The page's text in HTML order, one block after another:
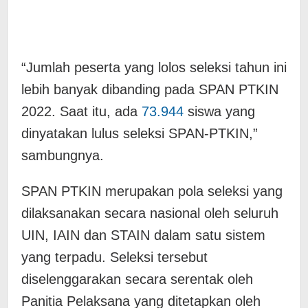
“Jumlah peserta yang lolos seleksi tahun ini
lebih banyak dibanding pada SPAN PTKIN
2022. Saat itu, ada 73.944 siswa yang
dinyatakan lulus seleksi SPAN-PTKIN,”
sambungnya.
SPAN PTKIN merupakan pola seleksi yang
dilaksanakan secara nasional oleh seluruh
UIN, IAIN dan STAIN dalam satu sistem
yang terpadu. Seleksi tersebut
diselenggarakan secara serentak oleh
Panitia Pelaksana yang ditetapkan oleh